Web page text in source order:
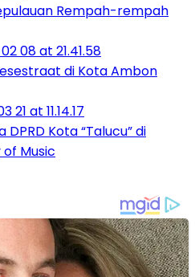
Rempah-rempah
di Kota Ambon
Kota “Talucu” di
Music